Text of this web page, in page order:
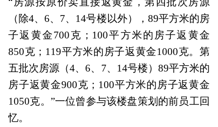
（除4、6、7、14号楼以外），89平方米的房
子返黄金700克；100平方米的房子返黄金
850克；119平方米的房子返黄金1000克。第
五批次房源（4、6、7、14号楼）89平方米的
房子返黄金900克；100平方米的房子返黄金
1050克。”一位曾参与该楼盘策划的前员工回
忆。